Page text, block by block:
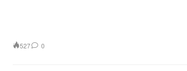
527 0